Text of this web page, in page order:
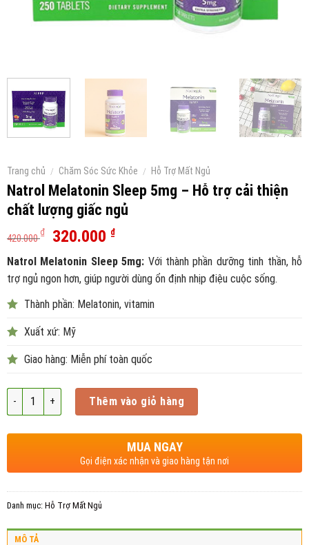
Trang chủ / Chăm Sóc Sức Khỏe / Hỗ Trợ Mất Ngủ
Natrol Melatonin Sleep 5mg – Hỗ trợ cải thiện
chất lượng giấc ngủ
420.000₫
Giá
gốc
là:
420.000 ₫.
320.000 ₫Giá
hiện
tại
là:
320.000 ₫.
Natrol Melatonin Sleep 5mg: Với thành phần dưỡng tinh thần, hỗ
trợ ngủ ngon hơn, giúp người dùng ổn định nhịp điệu cuộc sống.
Thành phần: Melatonin, vitamin
Xuất xứ: Mỹ
Giao hàng: Miễn phí toàn quốc
Số lượng Thêm vào giỏ hàng
MUA NGAY
Gọi điện xác nhận và giao hàng tận nơi
Danh mục: Hỗ Trợ Mất Ngủ
MÔ TẢ